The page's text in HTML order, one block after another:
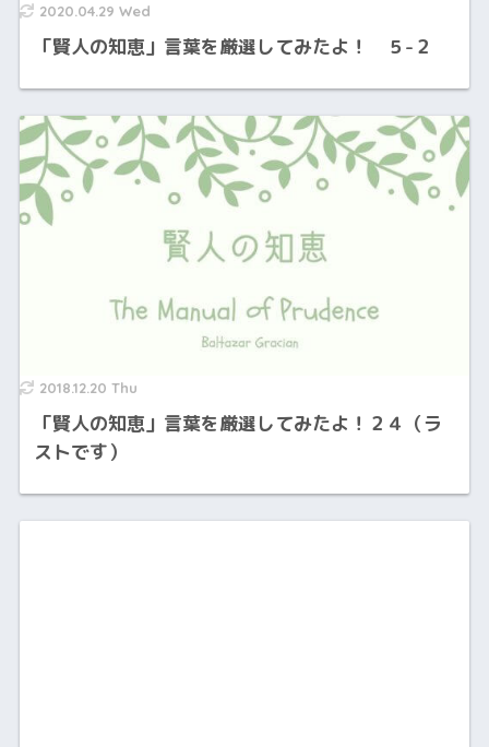
2020.04.29 Wed
「賢人の知恵」言葉を厳選してみたよ！ ５-２
2018.12.20 Thu
「賢人の知恵」言葉を厳選してみたよ！２４（ラ
ストです）